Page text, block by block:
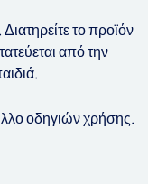
το προϊόν
από την
οδηγιών χρήσης.